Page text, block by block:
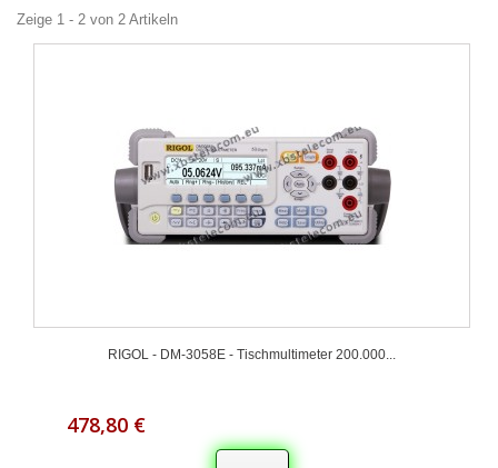
Zeige 1 - 2 von 2 Artikeln
RIGOL - DM-3058E - Tischmultimeter 200.000...
478,80 €